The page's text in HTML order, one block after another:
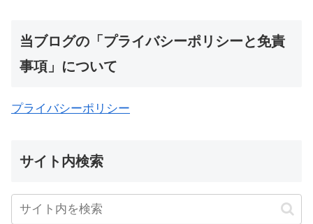
当ブログの「プライバシーポリシーと免責
事項」について
プライバシーポリシー
サイト内検索